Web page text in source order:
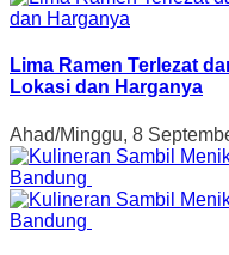
Lima Ramen Terlezat
Lokasi dan Harganya
Ahad/Minggu, 8